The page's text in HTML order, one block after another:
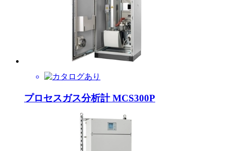
プロセスガス分析計 MCS300P